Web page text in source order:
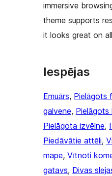
immersive
theme supports
it looks great on
Iespējas
Emuārs, Pielāgots
galvene, Pielāgots
Pielāgota izvēlne,
Piedāvātie attēli,
mape, Vītņoti
gatavs, Divas